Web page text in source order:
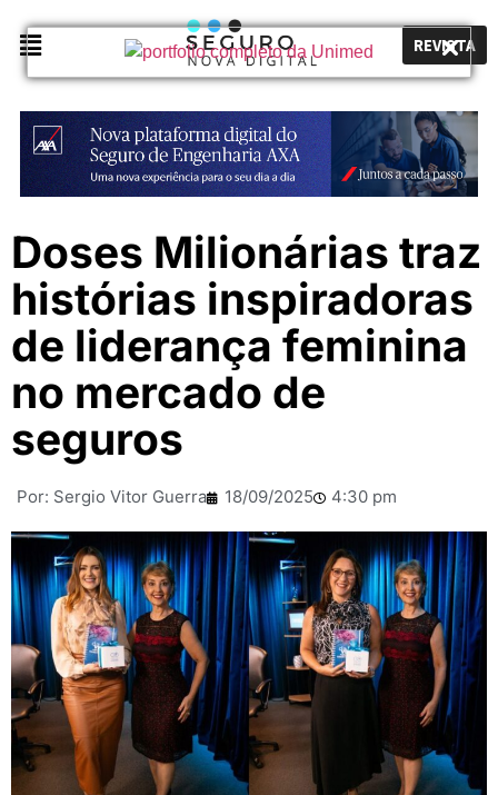
REVISTA
Doses Milionárias traz
histórias inspiradoras
de liderança feminina
no mercado de
seguros
Por: Sergio Vitor Guerra 18/09/2025 4:30 pm